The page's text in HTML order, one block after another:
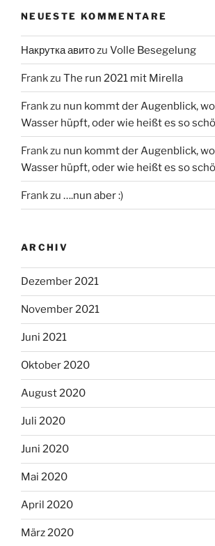
NEUESTE KOMMENTARE
Накрутка авитоzu Volle Besegelung
Frankzu The run 2021 mit Mirella
Frankzu nun kommt der Augenblick,
Wasser hüpft, oder wie heißt es so
Frankzu nun kommt der Augenblick,
Wasser hüpft, oder wie heißt es so
Frankzu ….nun aber :)
ARCHIV
Dezember 2021
November 2021
Juni 2021
Oktober 2020
August 2020
Juli 2020
Juni 2020
Mai 2020
April 2020
März 2020